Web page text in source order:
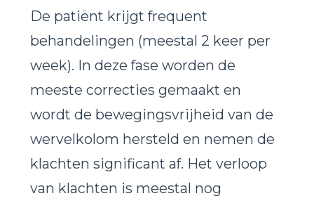
De patiënt krijgt frequent
behandelingen (meestal 2 keer per
week). In deze fase worden de
meeste correcties gemaakt en
wordt de bewegingsvrijheid van de
wervelkolom hersteld en nemen de
klachten significant af. Het verloop
van klachten is meestal nog